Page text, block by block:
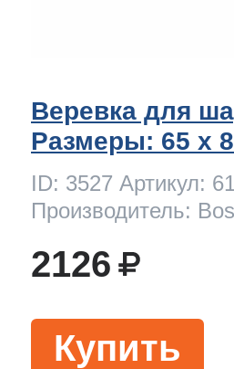
Веревка для
Размеры: 65 x
ID: 3527 Артикул:
Производитель:
2126
Купить